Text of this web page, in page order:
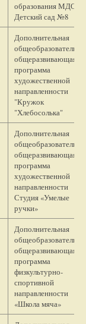
образования МДОУ
Детский сад №8
Дополнительная
общеразвивающая
программа
художественной
направленности
"Кружок
"Хлебосолька"
Дополнительная
общеразвивающая
программа
художественной
направленности
Студия «Умелые
ручки»
Дополнительная
общеразвивающая
программа
физкультурно-
спортивной
направленности
«Школа мяча»